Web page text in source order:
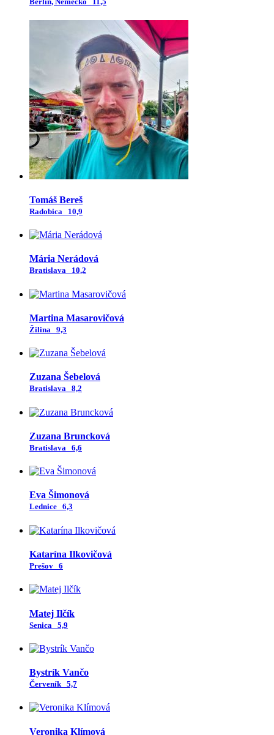
Tomáš Bereš
Radobica 10,9
Mária Nerádová
Bratislava 10,2
Martina Masarovičová
Žilina 9,3
Zuzana Šebelová
Bratislava 8,2
Zuzana Bruncková
Bratislava 6,6
Eva Šimonová
Lednice 6,3
Katarína Ilkovičová
Prešov 6
Matej Ilčík
Senica 5,9
Bystrík Vančo
Červeník 5,7
Veronika Klímová